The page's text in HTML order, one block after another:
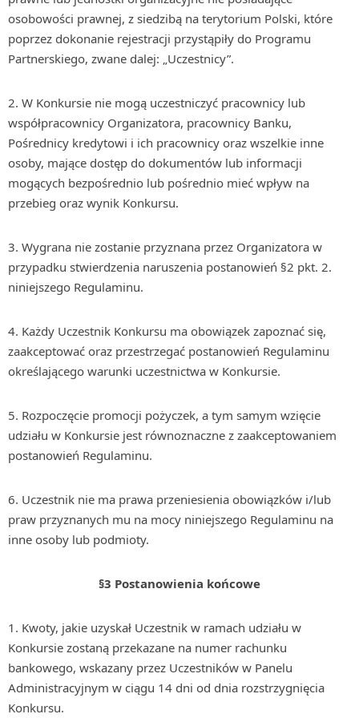
osobowości prawnej, z siedzibą na terytorium Polski, które
poprzez dokonanie rejestracji przystąpiły do Programu
Partnerskiego, zwane dalej: „Uczestnicy”.
2. W Konkursie nie mogą uczestniczyć pracownicy lub
współpracownicy Organizatora, pracownicy Banku,
Pośrednicy kredytowi i ich pracownicy oraz wszelkie inne
osoby, mające dostęp do dokumentów lub informacji
mogących bezpośrednio lub pośrednio mieć wpływ na
przebieg oraz wynik Konkursu.
3. Wygrana nie zostanie przyznana przez Organizatora w
przypadku stwierdzenia naruszenia postanowień §2 pkt. 2.
niniejszego Regulaminu.
4. Każdy Uczestnik Konkursu ma obowiązek zapoznać się,
zaakceptować oraz przestrzegać postanowień Regulaminu
określającego warunki uczestnictwa w Konkursie.
5. Rozpoczęcie promocji pożyczek, a tym samym wzięcie
udziału w Konkursie jest równoznaczne z zaakceptowaniem
postanowień Regulaminu.
6. Uczestnik nie ma prawa przeniesienia obowiązków i/lub
praw przyznanych mu na mocy niniejszego Regulaminu na
inne osoby lub podmioty.
§3 Postanowienia końcowe
1. Kwoty, jakie uzyskał Uczestnik w ramach udziału w
Konkursie zostaną przekazane na numer rachunku
bankowego, wskazany przez Uczestników w Panelu
Administracyjnym w ciągu 14 dni od dnia rozstrzygnięcia
Konkursu.